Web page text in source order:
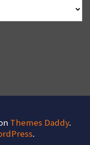
Themes Daddy.
.